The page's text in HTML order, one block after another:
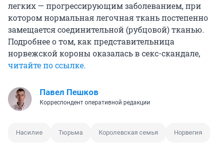
легких — прогрессирующим заболеванием, при
котором нормальная легочная ткань постепенно
замещается соединительной (рубцовой) тканью.
Подробнее о том, как представительница
норвежской короны оказалась в секс-скандале,
читайте по ссылке.
Павел Пешков
Корреспондент оперативной редакции
Насилие Тюрьма Королевская семья Норвегия